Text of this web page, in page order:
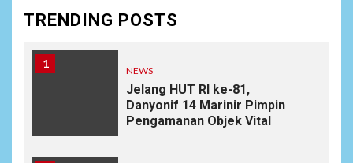
TRENDING POSTS
1
NEWS
Jelang HUT RI ke-81,
Danyonif 14 Marinir Pimpin
Pengamanan Objek Vital